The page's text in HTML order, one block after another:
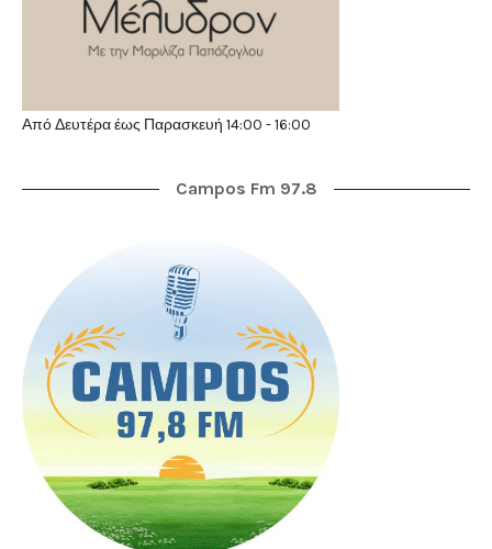
Από Δευτέρα έως Παρασκευή 14:00 - 16:00
Campos Fm 97.8